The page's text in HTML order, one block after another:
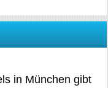
in München gibt